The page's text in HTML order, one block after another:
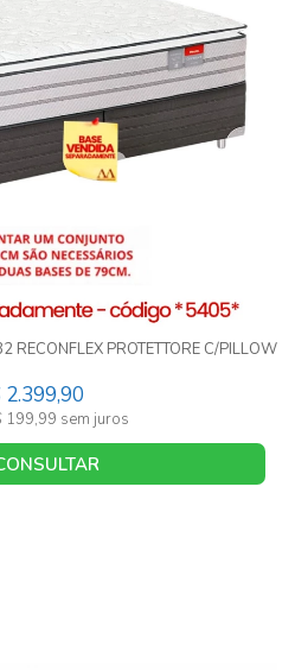
PROTETTORE C/PILLOW
2.399,90
199,99 sem juros